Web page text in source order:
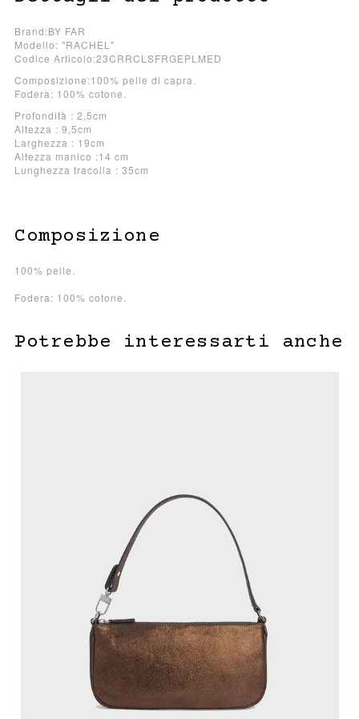
Brand:BY FAR
Modello: "RACHEL"
Codice Articolo:23CRRCLSFRGEPLMED
Composizione:100% pelle di capra.
Fodera: 100% cotone.
Profondità : 2,5cm
Altezza : 9,5cm
Larghezza : 19cm
Altezza manico :14 cm
Lunghezza tracolla : 35cm
Composizione
100% pelle.
Fodera: 100% cotone.
Potrebbe interessarti anche